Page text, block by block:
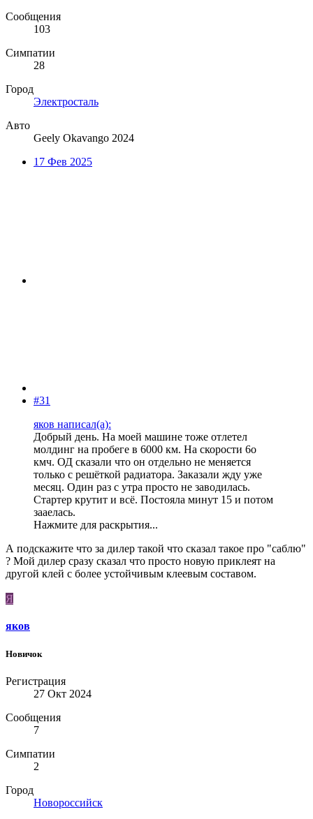
Сообщения
103
Симпатии
28
Город
Электросталь
Авто
Geely Okavango 2024
17 Фев 2025
#31
яков написал(а):
Добрый день. На моей машине тоже отлетел
молдинг на пробеге в 6000 км. На скорости 6о
кмч. ОД сказали что он отдельно не меняется
только с решёткой радиатора. Заказали жду уже
месяц. Один раз с утра просто не заводилась.
Стартер крутит и всё. Постояла минут 15 и потом
зааелась.
Нажмите для раскрытия...
А подскажите что за дилер такой что сказал такое про "саблю"
? Мой дилер сразу сказал что просто новую приклеят на
другой клей с более устойчивым клеевым составом.
Я
яков
Новичок
Регистрация
27 Окт 2024
Сообщения
7
Симпатии
2
Город
Новороссийск